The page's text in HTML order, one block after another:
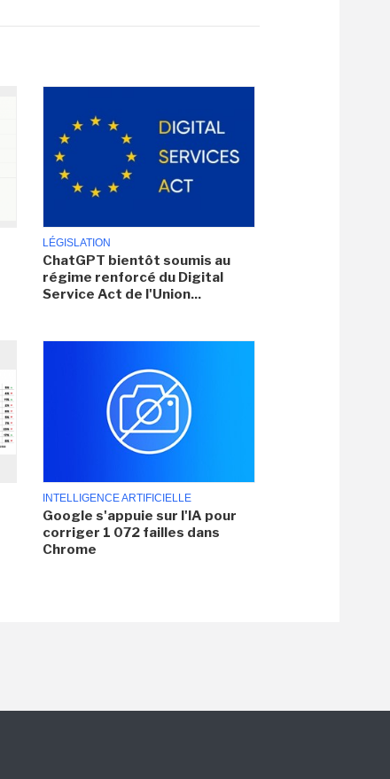
LÉGISLATION
ChatGPT bientôt soumis au
régime renforcé du Digital
Service Act de l'Union...
INTELLIGENCE ARTIFICIELLE
Google s'appuie sur l'IA pour
corriger 1 072 failles dans
Chrome